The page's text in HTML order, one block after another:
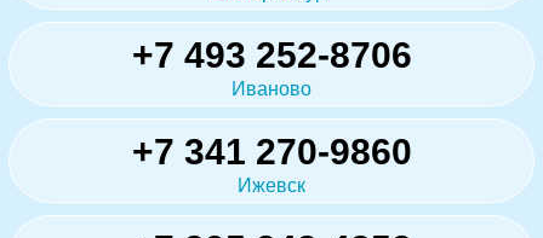
+7 493 252-8706
Иваново
+7 341 270-9860
Ижевск